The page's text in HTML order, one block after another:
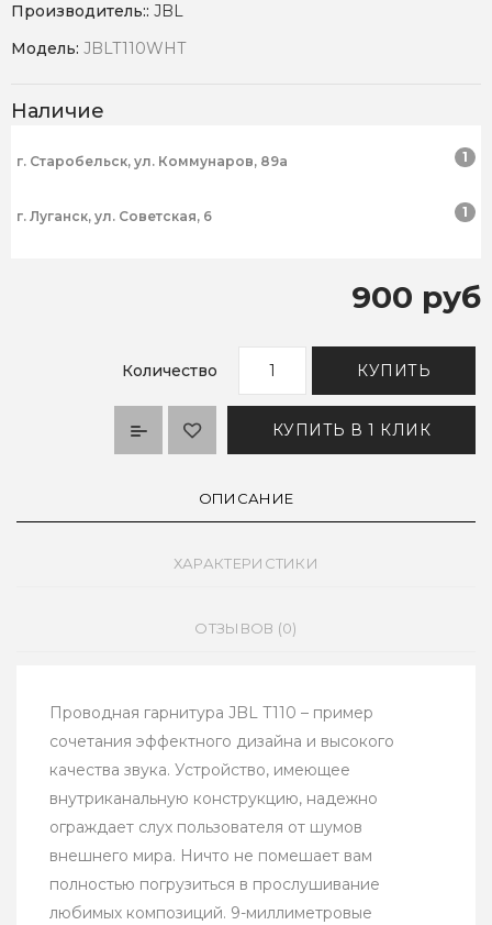
Производитель:: JBL
Модель: JBLT110WHT
Наличие
г. Старобельск, ул. Коммунаров, 89а 1
г. Луганск, ул. Советская, 6 1
900 руб
Количество КУПИТЬ
КУПИТЬ В 1 КЛИК
ОПИСАНИЕ
ХАРАКТЕРИСТИКИ
ОТЗЫВОВ (0)
Проводная гарнитура JBL T110 – пример
сочетания эффектного дизайна и высокого
качества звука. Устройство, имеющее
внутриканальную конструкцию, надежно
ограждает слух пользователя от шумов
внешнего мира. Ничто не помешает вам
полностью погрузиться в прослушивание
любимых композиций. 9-миллиметровые